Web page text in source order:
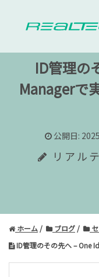
ID管理の
Managerで
公開日:
リアル
ホーム ブログ
セ
ID管理のその先へ – One